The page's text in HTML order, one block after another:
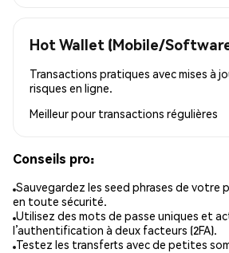
Hot Wallet (Mobile/
Transactions pratiques avec mises à
risques en ligne.
Meilleur pour transactions régulières
Conseils pro:
Sauvegardez les seed phrases de votre
en toute sécurité.
Utilisez des mots de passe uniques et
l’authentification à deux facteurs (2FA).
Testez les transferts avec de petites